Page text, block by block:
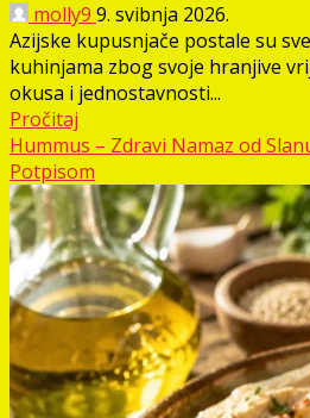
molly9 9. svibnja 2026.
Azijske kupusnjače postale su
kuhinjama zbog svoje hranjive
okusa i jednostavnosti...
Pročitaj
Hummus – Zdravi Namaz od
Potpisom